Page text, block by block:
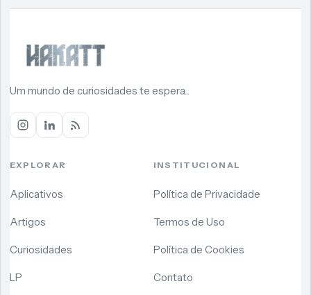
Um mundo de curiosidades te espera...
EXPLORAR
Aplicativos
Artigos
Curiosidades
LP
INSTITUCIONAL
Política de Privacidade
Termos de Uso
Política de Cookies
Contato